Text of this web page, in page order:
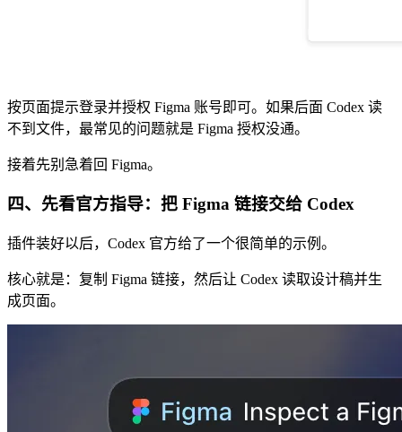
按页面提示登录并授权 Figma 账号即可。如果后面 Codex 读
不到文件，最常见的问题就是 Figma 授权没通。
接着先别急着回 Figma。
四、先看官方指导：把 Figma 链接交给 Codex
插件装好以后，Codex 官方给了一个很简单的示例。
核心就是：复制 Figma 链接，然后让 Codex 读取设计稿并生
成页面。